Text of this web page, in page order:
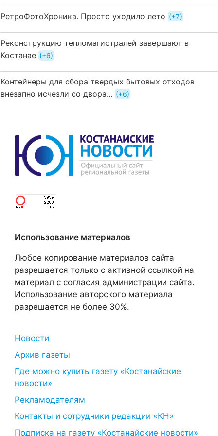
РетроФотоХроника. Просто уходило лето +7
Реконструкцию тепломагистралей завершают в
Костанае
+6
Контейнеры для сбора твердых бытовых отходов
внезапно исчезли со двора...
+6
Использование материалов
Любое копирование материалов сайта
разрешается только с активной ссылкой на
материал с согласия администрации сайта.
Использование авторского материала
разрешается не более 30%.
Новости
Архив газеты
Где можно купить газету «Костанайские
новости»
Рекламодателям
Контакты и сотрудники редакции «КН»
Подписка на газету «Костанайские новости»